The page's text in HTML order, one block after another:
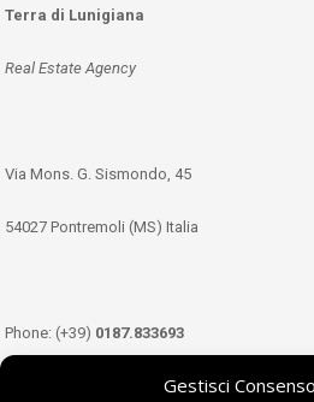
Gestisci
Terra di Lunigiana
Real Estate Agency
Via Mons. G. Sismondo, 45
54027 Pontremoli (MS) Italia
Phone: (+39) 0187.833693
349.3489333